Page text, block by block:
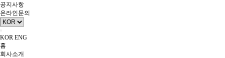
공지사항
온라인문의
KOR ENG
홈
회사소개